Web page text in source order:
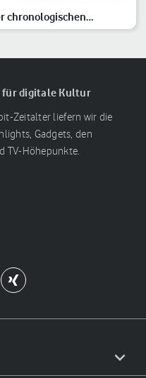
chronologischen
für digitale Kultur
Zeitalter liefern wir die
Gadgets, den
TV-Höhepunkte.